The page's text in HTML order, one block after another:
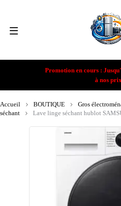
Promotion en cours :
à nos
Accueil BOUTIQUE Gros
séchant
Lave linge séchant hublot